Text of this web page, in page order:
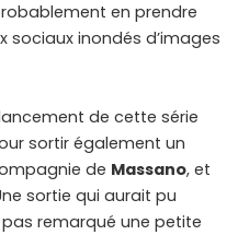
en prendre
sociaux inondés d’images
de cette série
sortir également un
de Massano, et
sortie qui aurait pu
remarqué une petite